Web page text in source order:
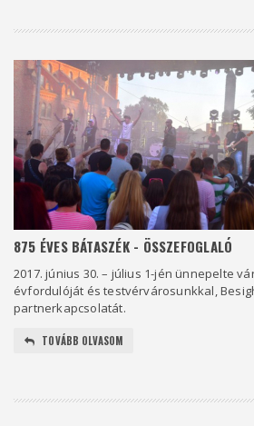
875 ÉVES BÁTASZÉK - ÖSSZEFOGLALÓ
2017. június 30. – július 1-jén ünnepelte
évfordulóját és testvérvárosunkkal,
partnerkapcsolatát.
TOVÁBB OLVASOM